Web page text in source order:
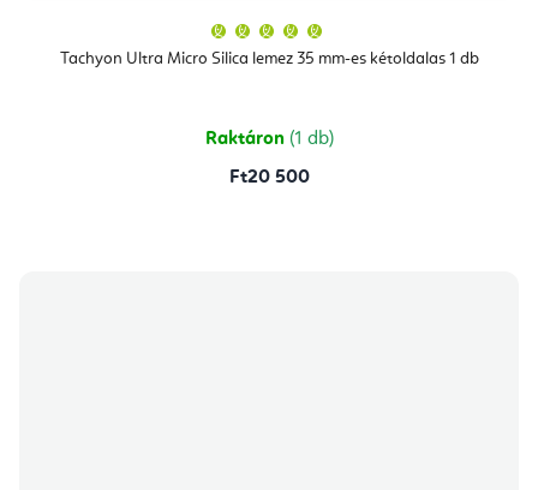
Tachyon Ultra Micro Silica lemez 35 mm-es kétoldalas 1 db
átlagos
értékelése
csillag.
Raktáron (1 db)
Ft20 500